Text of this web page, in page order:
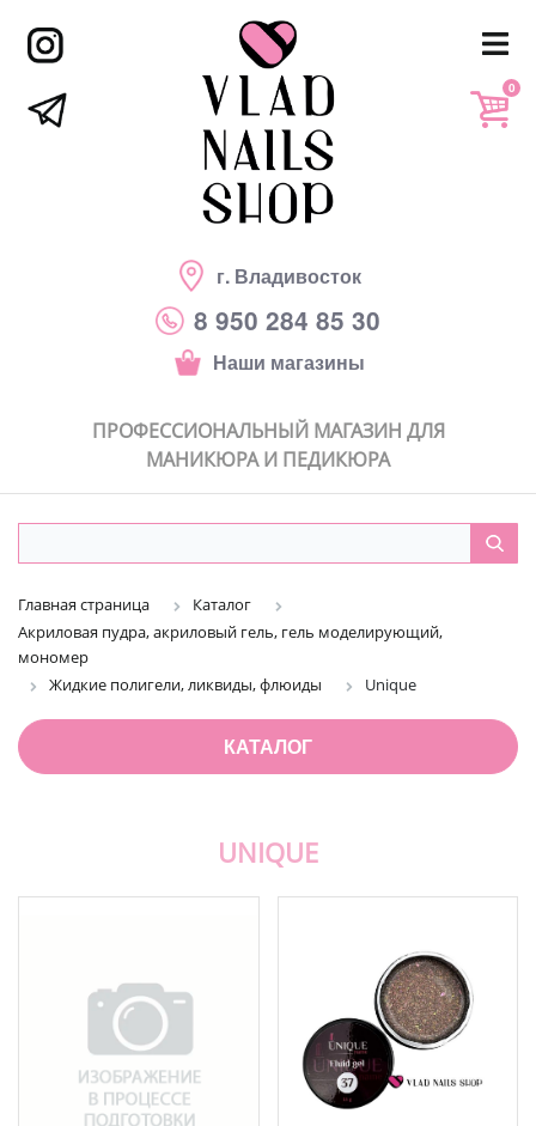
г. Владивосток
8 950 284 85 30
Наши магазины
0
ПРОФЕССИОНАЛЬНЫЙ МАГАЗИН ДЛЯ
МАНИКЮРА И ПЕДИКЮРА
Главная страница
Каталог
Акриловая пудра, акриловый гель, гель моделирующий,
мономер
Жидкие полигели, ликвиды, флюиды
Unique
КАТАЛОГ
UNIQUE